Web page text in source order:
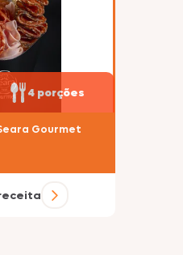
4 porções
Gourmet